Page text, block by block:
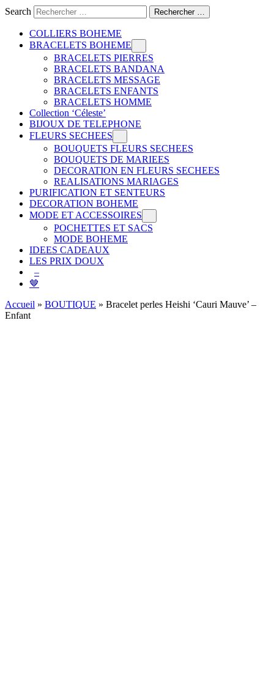
Search Rechercher …
COLLIERS BOHEME
BRACELETS BOHEME
BRACELETS PIERRES
BRACELETS BANDANA
BRACELETS MESSAGE
BRACELETS ENFANTS
BRACELETS HOMME
Collection ‘Céleste’
BIJOUX DE TELEPHONE
FLEURS SECHEES
BOUQUETS FLEURS SECHEES
BOUQUETS DE MARIEES
DECORATION EN FLEURS SECHEES
REALISATIONS MARIAGES
PURIFICATION ET SENTEURS
DECORATION BOHEME
MODE ET ACCESSOIRES
POCHETTES ET SACS
MODE BOHEME
IDEES CADEAUX
LES PRIX DOUX
–
🤎
Accueil » BOUTIQUE » Bracelet perles Heishi ‘Cauri Mauve’ –
Enfant